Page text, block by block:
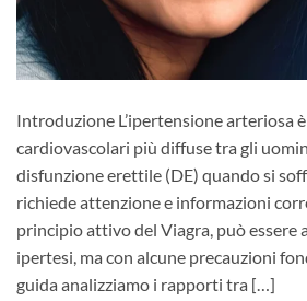
Introduzione L’ipertensione arteriosa
cardiovascolari più diffuse tra gli
disfunzione erettile (DE) quando si
richiede attenzione e informazioni
principio attivo del Viagra, può essere
ipertesi, ma con alcune precauzioni
guida analizziamo i rapporti tra […]